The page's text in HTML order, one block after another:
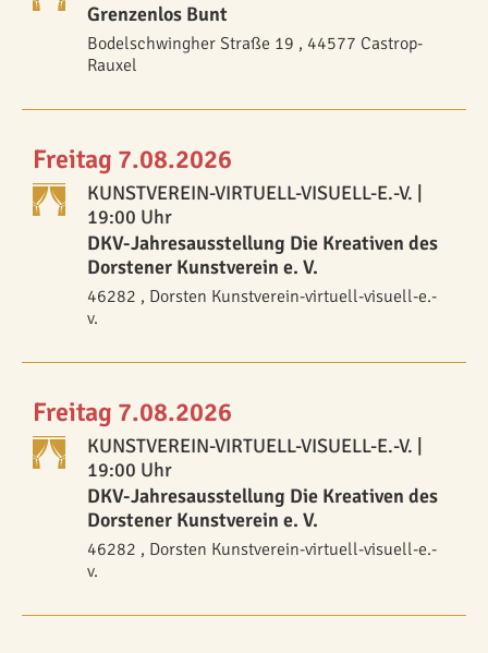
Grenzenlos Bunt
Bodelschwingher Straße 19 , 44577 Castrop-
Rauxel
Freitag 7.08.2026
KUNSTVEREIN-VIRTUELL-VISUELL-E.-V. |
19:00 Uhr
DKV-Jahresausstellung Die Kreativen des
Dorstener Kunstverein e. V.
46282 , Dorsten Kunstverein-virtuell-visuell-e.-
v.
Freitag 7.08.2026
KUNSTVEREIN-VIRTUELL-VISUELL-E.-V. |
19:00 Uhr
DKV-Jahresausstellung Die Kreativen des
Dorstener Kunstverein e. V.
46282 , Dorsten Kunstverein-virtuell-visuell-e.-
v.